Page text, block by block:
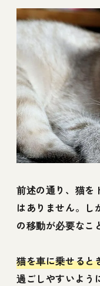
前述の通り、猫を
はありません。し
の移動が必要なこ
猫を車に乗せると
過ごしやすいよう